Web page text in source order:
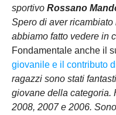
sportivo Rossano
Spero di aver
abbiamo fatto vedere in
Fondamentale anche il
giovanile e il contributo
ragazzi sono stati
giovane della categoria.
2008, 2007 e 2006.